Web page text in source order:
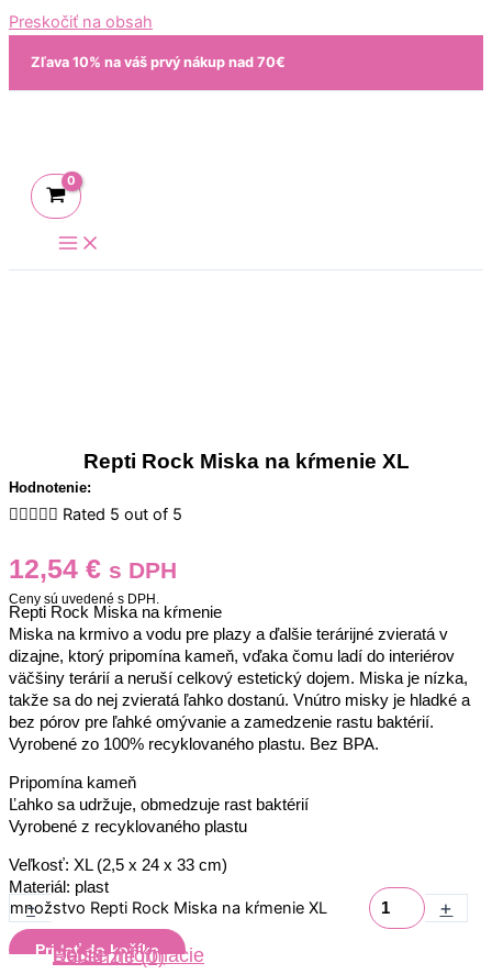
Preskočiť na obsah
Zľava 10% na váš prvý nákup nad 70€
Repti Rock Miska na kŕmenie XL
Hodnotenie:
     Rated 5 out of 5
12,54 € s DPH
Ceny sú uvedené s DPH.
Repti Rock Miska na kŕmenie
Miska na krmivo a vodu pre plazy a ďalšie terárijné zvieratá v
dizajne, ktorý pripomína kameň, vďaka čomu ladí do interiérov
väčšiny terárií a neruší celkový estetický dojem. Miska je nízka,
takže sa do nej zvieratá ľahko dostanú. Vnútro misky je hladké a
bez pórov pre ľahké omývanie a zamedzenie rastu baktérií.
Vyrobené zo 100% recyklovaného plastu. Bez BPA.
Pripomína kameň
Ľahko sa udržuje, obmedzuje rast baktérií
Vyrobené z recyklovaného plastu
Veľkosť: XL (2,5 x 24 x 33 cm)
Materiál: plast
-
množstvo Repti Rock Miska na kŕmenie XL +
Pridať do košíka
Popis
Ďalšie informácie
Recenzie (0)